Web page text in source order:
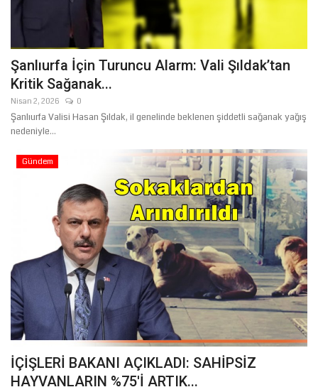
Şanlıurfa İçin Turuncu Alarm: Vali Şıldak’tan
Kritik Sağanak...
Nisan 2, 2026 0
Şanlıurfa Valisi Hasan Şıldak, il genelinde beklenen şiddetli sağanak yağış
nedeniyle...
Gündem
İÇİŞLERİ BAKANI AÇIKLADI: SAHİPSİZ
HAYVANLARIN %75'İ ARTIK...